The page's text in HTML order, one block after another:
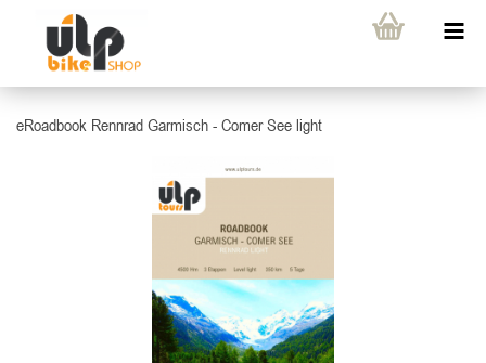
eRoadbook Rennrad Garmisch - Comer See light